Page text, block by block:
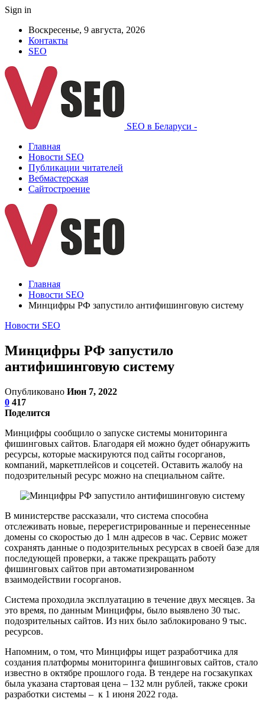
Sign in
Воскресенье, 9 августа, 2026
Контакты
SEO
SEO в Беларуси -
Главная
Новости SEO
Публикации читателей
Вебмастерская
Сайтостроение
Главная
Новости SEO
Минцифры РФ запустило антифишинговую систему
Новости SEO
Минцифры РФ запустило
антифишинговую систему
Опубликовано Июн 7, 2022
0 417
Поделится
Минцифры сообщило о запуске системы мониторинга
фишинговых сайтов. Благодаря ей можно будет обнаружить
ресурсы, которые маскируются под сайты госорганов,
компаний, маркетплейсов и соцсетей. Оставить жалобу на
подозрительный ресурс можно на специальном сайте.
В министерстве рассказали, что система способна
отслеживать новые, перерегистрированные и перенесенные
домены со скоростью до 1 млн адресов в час. Сервис может
сохранять данные о подозрительных ресурсах в своей базе для
последующей проверки, а также прекращать работу
фишинговых сайтов при автоматизированном
взаимодействии госорганов.
Система проходила эксплуатацию в течение двух месяцев. За
это время, по данным Минцифры, было выявлено 30 тыс.
подозрительных сайтов. Из них было заблокировано 9 тыс.
ресурсов.
Напомним, о том, что Минцифры ищет разработчика для
создания платформы мониторинга фишинговых сайтов, стало
известно в октябре прошлого года. В тендере на госзакупках
была указана стартовая цена – 132 млн рублей, также сроки
разработки системы – к 1 июня 2022 года.